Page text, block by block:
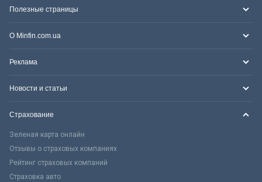
Полезные страницы
О Minfin.com.ua
Реклама
Новости и статьи
Страхование
Зеленая карта онлайн
Отзывы о страховых компаниях
Рейтинг страховых компаний
Страховка авто